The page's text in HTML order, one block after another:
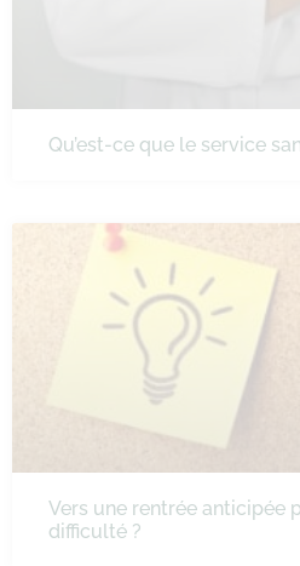
Qu’est-ce que le service
Vers une rentrée anticipée
difficulté ?